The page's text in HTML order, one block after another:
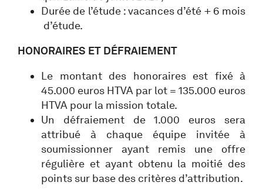
Durée de l’étude : vacances d’été + 6 mois
d’étude.
HONORAIRES ET DÉFRAIEMENT
Le montant des honoraires est fixé à
45.000 euros HTVA par lot = 135.000 euros
HTVA pour la mission totale.
Un défraiement de 1.000 euros sera
attribué à chaque équipe invitée à
soumissionner ayant remis une offre
régulière et ayant obtenu la moitié des
points sur base des critères d’attribution.